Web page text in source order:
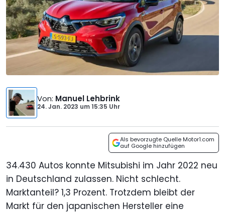
Von: Manuel Lehbrink
24. Jan. 2023 um15:35 Uhr
Als bevorzugte Quelle Motor1.com
auf Google hinzufügen
34.430 Autos konnte Mitsubishi im Jahr 2022 neu
in Deutschland zulassen. Nicht schlecht.
Marktanteil? 1,3 Prozent. Trotzdem bleibt der
Markt für den japanischen Hersteller eine